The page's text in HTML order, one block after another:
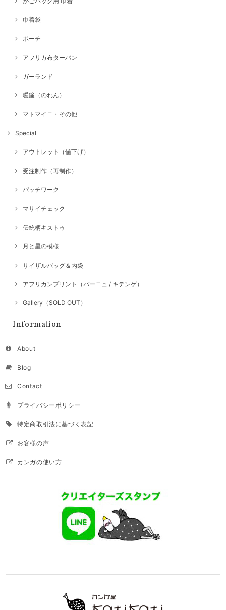
巾着袋
ポーチ
アフリカ布ターバン
ガーランド
暖簾（のれん）
マトマイニ・その他
Special
アウトレット（値下げ）
受注制作（再制作）
パッチワーク
マサイチェック
伝統柄キストゥ
月と星の模様
サイザルバッグ＆内袋
アフリカンプリント（パーニュ / キテンゲ）
Gallery（SOLD OUT）
Information
About
Blog
Contact
プライバシーポリシー
特定商取引法に基づく表記
お客様の声
カンガの使い方